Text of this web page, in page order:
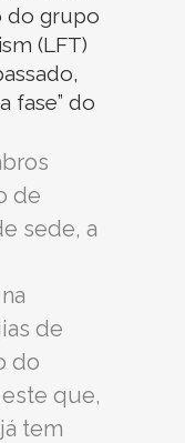
do grupo
(LFT)
fase” do
de
sede, a
de
do
que,
tem